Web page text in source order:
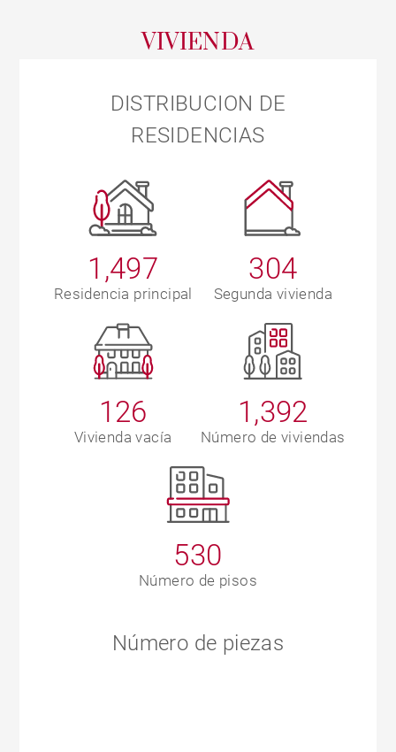
VIVIENDA
DISTRIBUCION DE
RESIDENCIAS
1,497
Residencia principal
304
Segunda vivienda
126
Vivienda vacía
1,392
Número de viviendas
530
Número de pisos
Número de piezas